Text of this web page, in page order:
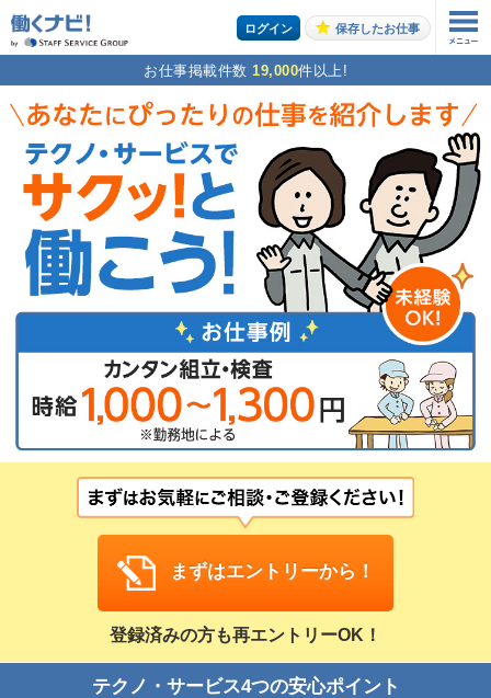
ログイン 保存したお仕事
お仕事掲載件数 19,000件以上!
まずはエントリーから！
登録済みの方も再エントリーOK！
テクノ・サービス4つの安心ポイント
お仕事の案内をご希望の方はこちら
トップページ